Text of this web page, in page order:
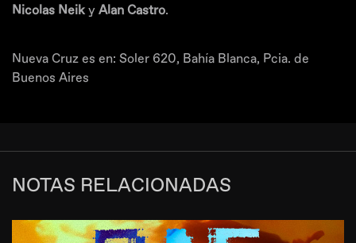
Nicolas Neik y Alan Castro.
Nueva Cruz es en: Soler 620, Bahía Blanca, Pcia. de
Buenos Aires
NOTAS RELACIONADAS